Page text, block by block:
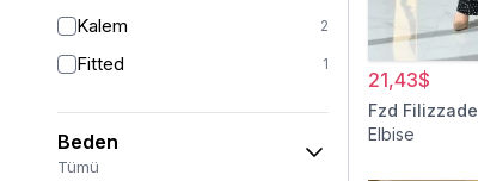
Kalem 2
Fitted 1
Beden
Tümü
21,43$
Fzd Filizzade
Elbise